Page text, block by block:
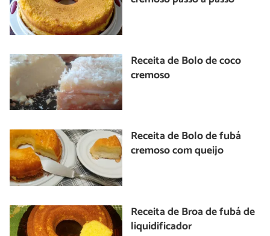
Receita de Bolo de coco
cremoso
Receita de Bolo de fubá
cremoso com queijo
Receita de Broa de fubá de
liquidificador